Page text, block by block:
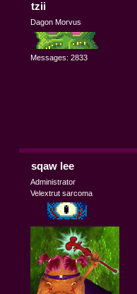
tzii
Dagon Morvus
Messages: 2833
sqaw lee
Administrator
Velextrut sarcoma